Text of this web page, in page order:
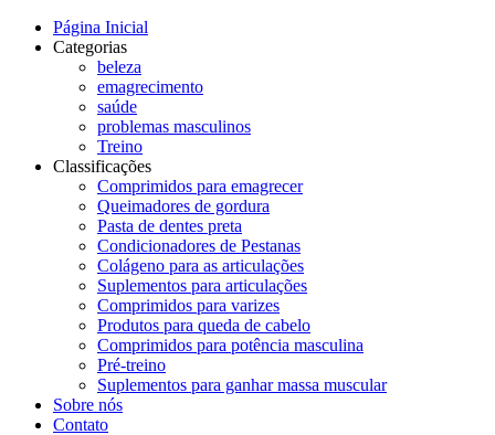
Página Inicial
Categorias
beleza
emagrecimento
saúde
problemas masculinos
Treino
Classificações
Comprimidos para emagrecer
Queimadores de gordura
Pasta de dentes preta
Condicionadores de Pestanas
Colágeno para as articulações
Suplementos para articulações
Comprimidos para varizes
Produtos para queda de cabelo
Comprimidos para potência masculina
Pré-treino
Suplementos para ganhar massa muscular
Sobre nós
Contato